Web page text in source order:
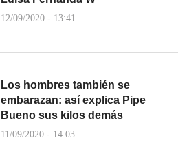
12/09/2020 - 13:41
Los hombres también se
embarazan: así explica Pipe
Bueno sus kilos demás
11/09/2020 - 14:03